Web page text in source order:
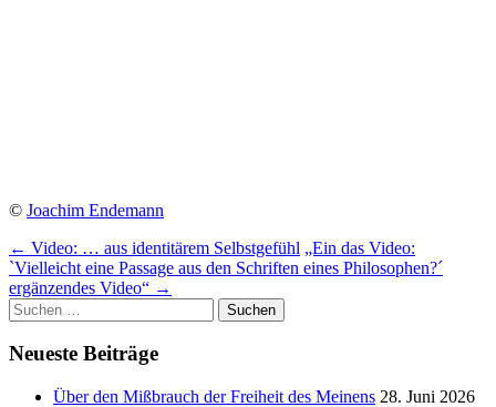
© Joachim Endemann
Beitragsnavigation
← Video: … aus identitärem Selbstgefühl „Ein das Video:
`Vielleicht eine Passage aus den Schriften eines Philosophen?´
ergänzendes Video“ →
Suchen
nach:
Neueste Beiträge
Über den Mißbrauch der Freiheit des Meinens 28. Juni 2026